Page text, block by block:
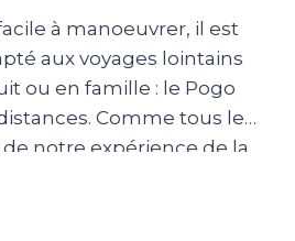
à manoeuvrer, il est
aux voyages lointains
ou en famille : le Pogo
Comme tous les
notre expérience de la
à bouchains